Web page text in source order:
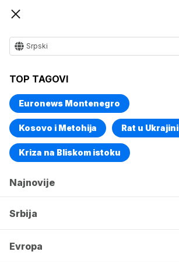
Srpski
TOP TAGOVI
Euronews Montenegro
Kosovo i Metohija Rat u Ukrajini
Kriza na Bliskom istoku
Najnovije
Srbija
Evropa
Vise o temi
Huti